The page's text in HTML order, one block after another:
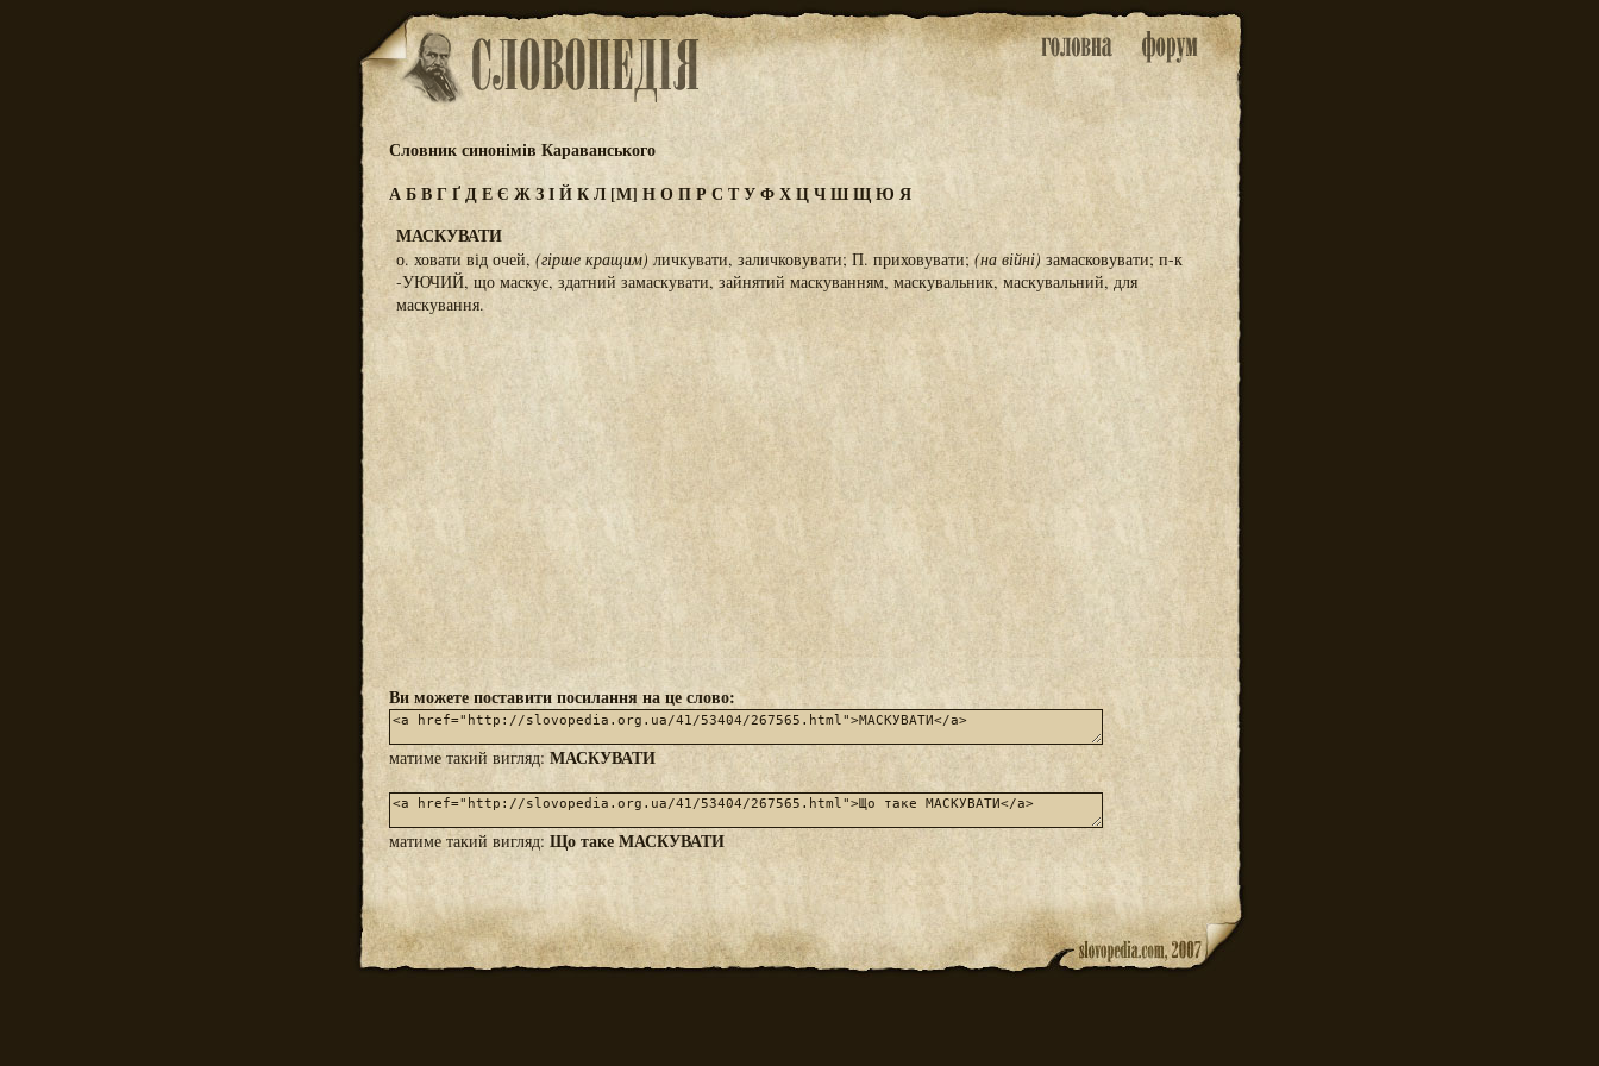
Словник синонімів Караванського
АБВГҐДЕЄ ЖЗІЙКЛ[М] НОПРС ТУФХЦЧШЩЮ Я
МАСКУВАТИ
о. ховати від очей, (гірше кращим) личкувати, заличковувати; П. приховувати; (на війні) замасковувати; п-к
-УЮЧИЙ, що маскує, здатний замаскувати, зайнятий маскуванням, маскувальник, маскувальний, для
маскування.
Ви можете поставити посилання на це слово:
матиме такий вигляд: МАСКУВАТИ
матиме такий вигляд: Що таке МАСКУВАТИ